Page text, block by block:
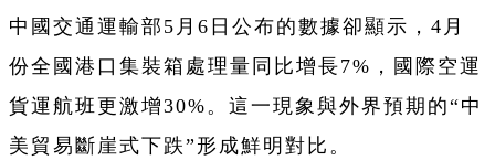
中國交通運輸部5月6日公布的數據卻顯示，4月
份全國港口集裝箱處理量同比增長7%，國際空運
貨運航班更激增30%。這一現象與外界預期的“中
美貿易斷崖式下跌”形成鮮明對比。